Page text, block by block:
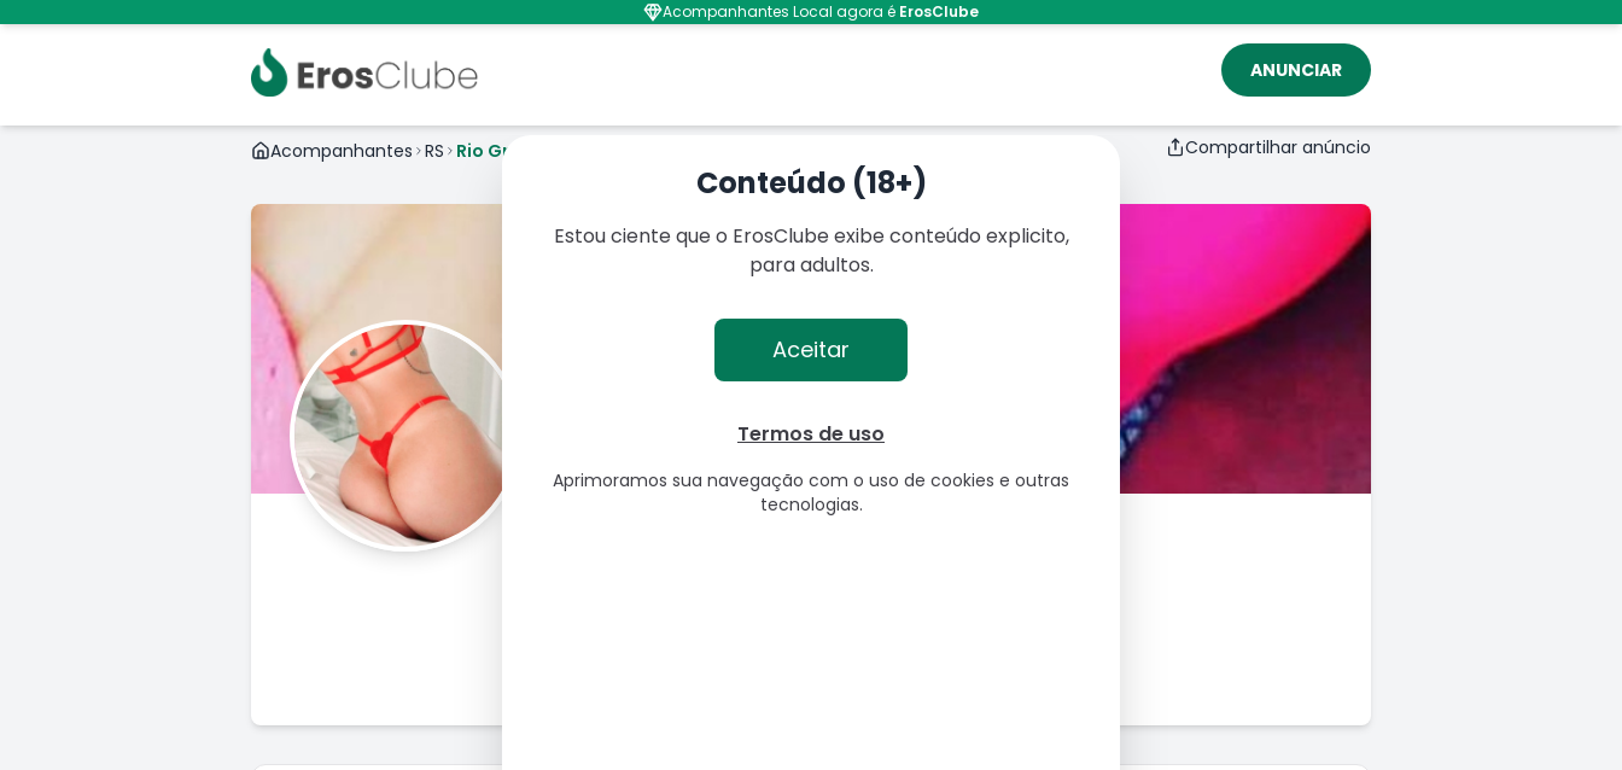
Conteúdo (18+)
Estou ciente que o ErosClube exibe conteúdo explicito,
para adultos.
Aceitar
Termos de uso
Aprimoramos sua navegação com o uso de cookies e outras
tecnologias.
ANUNCIAR
Acompanhantes Local agora é ErosClube
Acompanhantes RS Rio Grande Compartilhar anúncio